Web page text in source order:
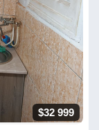
$32 999